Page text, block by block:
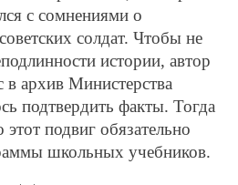
с сомнениями о
солдат. Чтобы не
истории, автор
в архив Министерства
подтвердить факты. Тогда
подвиг обязательно
школьных учебников.